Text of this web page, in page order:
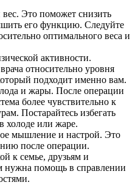
Это поможет снизить
его функцию. Следуйте
оптимального веса и
активности.
относительно уровня
подходит именно вам.
и жары. После операции
более чувствительно к
Постарайтесь избегать
холоде или жаре.
мышление и настрой. Это
после операции.
к семье, друзьям и
нужна помощь в справлении